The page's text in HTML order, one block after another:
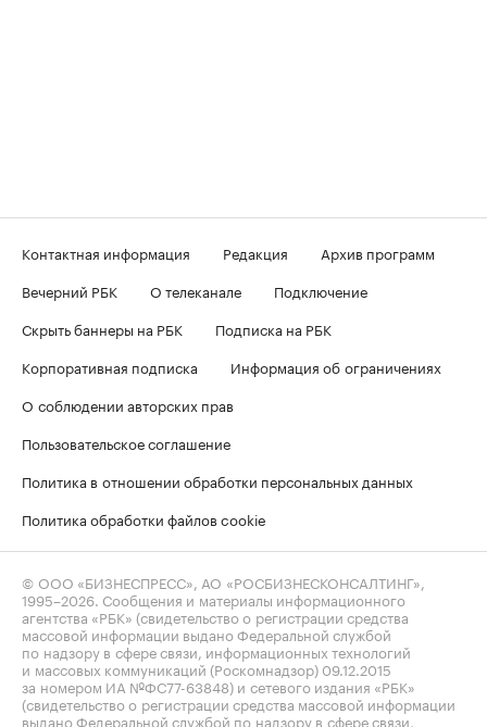
Контактная информация Редакция
Архив программ
Вечерний РБК
О телеканале
Подключение
Скрыть баннеры на РБК
Подписка на РБК
Корпоративная подписка
Информация об ограничениях
О соблюдении авторских прав
Пользовательское соглашение
Политика в отношении обработки персональных данных
Политика обработки файлов cookie
© ООО «БИЗНЕСПРЕСС», АО «РОСБИЗНЕСКОНСАЛТИНГ»,
1995–2026 . Сообщения и материалы информационного
агентства «РБК» (свидетельство о регистрации средства
массовой информации выдано Федеральной службой
по надзору в сфере связи, информационных технологий
и массовых коммуникаций (Роскомнадзор) 09.12.2015
за номером ИА №ФС77-63848) и сетевого издания «РБК»
(свидетельство о регистрации средства массовой информации
выдано Федеральной службой по надзору в сфере связи,